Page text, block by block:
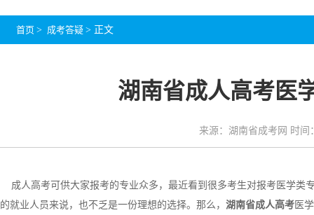
首页 > 成考答疑 > 正文
湖南省成人高考医
来源：湖南省成考网 时间
成人高考可供大家报考的专业众多，最近看到很多考生对报考医学类
的就业人员来说，也不乏是一份理想的选择。那么， 湖南省成人高考 医